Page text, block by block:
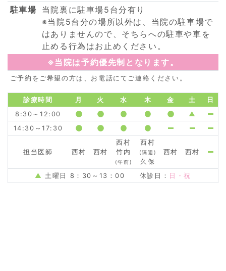
駐車場 当院裏に駐車場5台分有り
※当院5台分の場所以外は、当院の駐車場で
はありませんので、そちらへの駐車や車を
止める行為はお止めください。
※当院は予約優先制となります。
ご予約をご希望の方は、お電話にてご連絡ください。
診療時間 月 火 水 木 金 土
日
8:30～12:00
▲
14:30～17:30
担当医師 西村 西村
西村
竹内
(午前)
西村
(隔週)
久保
西村 西村
▲ 土曜日 8：30～13：00 休診日： 日・祝